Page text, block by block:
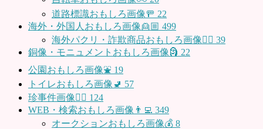
道路標識おもしろ画像🚥 22
海外・外国人おもしろ画像👱🏼 499
海外パクリ・詐欺商品おもしろ画像🙅‍♀️ 39
銅像・モニュメントおもしろ画像🗿 22
公園おもしろ画像⛲️ 19
トイレおもしろ画像🚽 57
珍事件画像👮‍♂️ 124
WEB・検索おもしろ画像👨‍💻 349
オークションおもしろ画像💰 8